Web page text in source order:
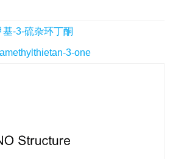
| 抗炎药物中间体
间体|
-3-硫杂环丁酮
3-one